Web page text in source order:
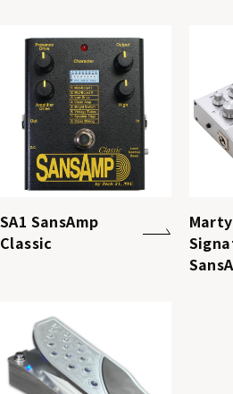
SA1 SansAmp
Classic